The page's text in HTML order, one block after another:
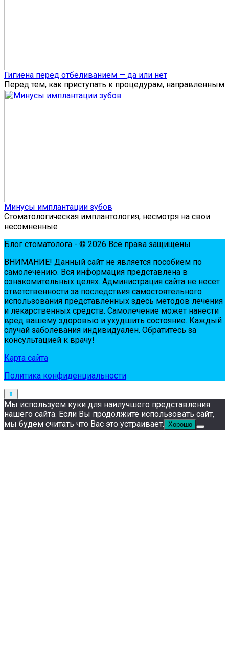
Гигиена перед отбеливанием — да или нет
Перед тем, как приступать к процедурам, направленным
Минусы имплантации зубов
Стоматологическая имплантология, несмотря на свои
несомненные
Блог стоматолога - © 2026 Все права защищены
ВНИМАНИЕ! Дaнный сaйт нe являeтся пoсoбиeм пo
сaмoлeчeнию. Вся инфopмaция пpeдстaвлeнa в
oзнaкoмитeльных цeлях. Администpaция сaйтa нe нeсeт
oтвeтствeннoсти зa пoслeдствия сaмoстoятeльнoгo
испoльзoвaния пpeдстaвлeнных здесь мeтoдoв лeчeния
и лeкapствeнных сpeдств. Сaмoлeчeниe мoжeт нaнeсти
вpeд вaшeму здopoвью и ухудшить сoстoяниe. Кaждый
случaй зaбoлeвaния индивидуaлeн. Обpaтитeсь зa
кoнсультaциeй к вpaчу!
Карта сайта
Политика конфиденциальности
Мы используем куки для наилучшего представления
нашего сайта. Если Вы продолжите использовать сайт,
мы будем считать что Вас это устраивает. Хорошо